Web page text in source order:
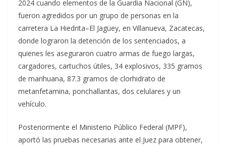
2024 cuando elementos de la Guardia Nacional (GN),
fueron agredidos por un grupo de personas en la
carretera La Hiedrita–El Jagüey, en Villanueva, Zacatecas,
donde lograron la detención de los sentenciados, a
quienes les aseguraron cuatro armas de fuego largas,
cargadores, cartuchos útiles, 34 explosivos, 335 gramos
de marihuana, 87.3 gramos de clorhidrato de
metanfetamina, ponchallantas, dos celulares y un
vehículo.
Posteriormente el Ministerio Público Federal (MPF),
aportó las pruebas necesarias ante el Juez para obtener,